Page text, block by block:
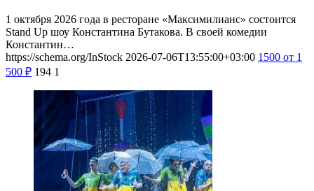
1 октября 2026 года в ресторане «Максимилианс» состоится
Stand Up шоу Константина Бутакова. В своей комедии
Константин…
https://schema.org/InStock 2026-07-06T13:55:00+03:00 1500 от 1
500 ₽ 194 1